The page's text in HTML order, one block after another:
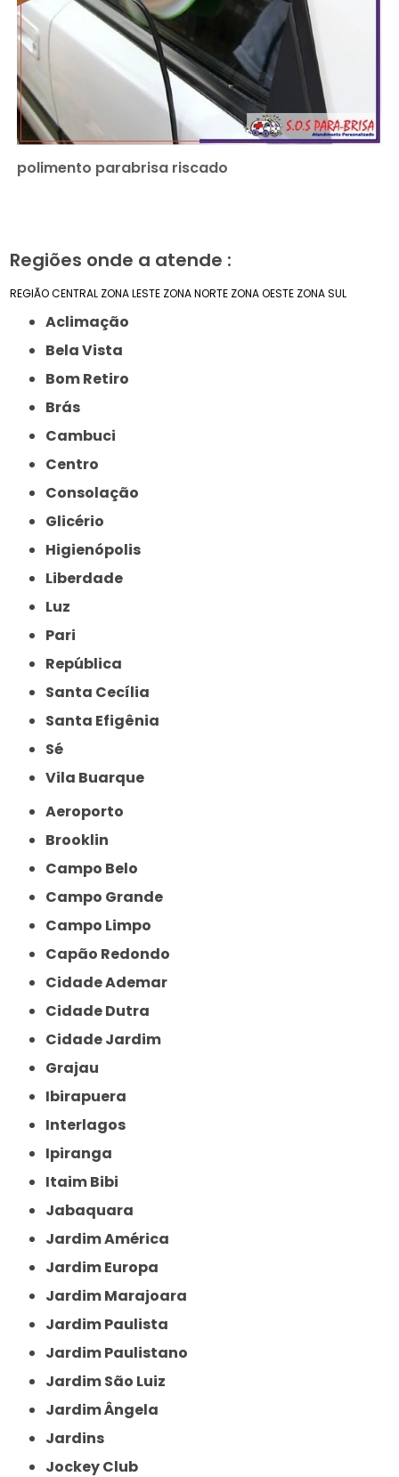
polimento parabrisa riscado
Regiões onde a atende :
REGIÃO CENTRAL ZONA LESTE ZONA NORTE ZONA OESTE ZONA SUL
Aclimação
Bela Vista
Bom Retiro
Brás
Cambuci
Centro
Consolação
Glicério
Higienópolis
Liberdade
Luz
Pari
República
Santa Cecília
Santa Efigênia
Sé
Vila Buarque
Aeroporto
Brooklin
Campo Belo
Campo Grande
Campo Limpo
Capão Redondo
Cidade Ademar
Cidade Dutra
Cidade Jardim
Grajau
Ibirapuera
Interlagos
Ipiranga
Itaim Bibi
Jabaquara
Jardim América
Jardim Europa
Jardim Marajoara
Jardim Paulista
Jardim Paulistano
Jardim São Luiz
Jardim Ângela
Jardins
Jockey Club